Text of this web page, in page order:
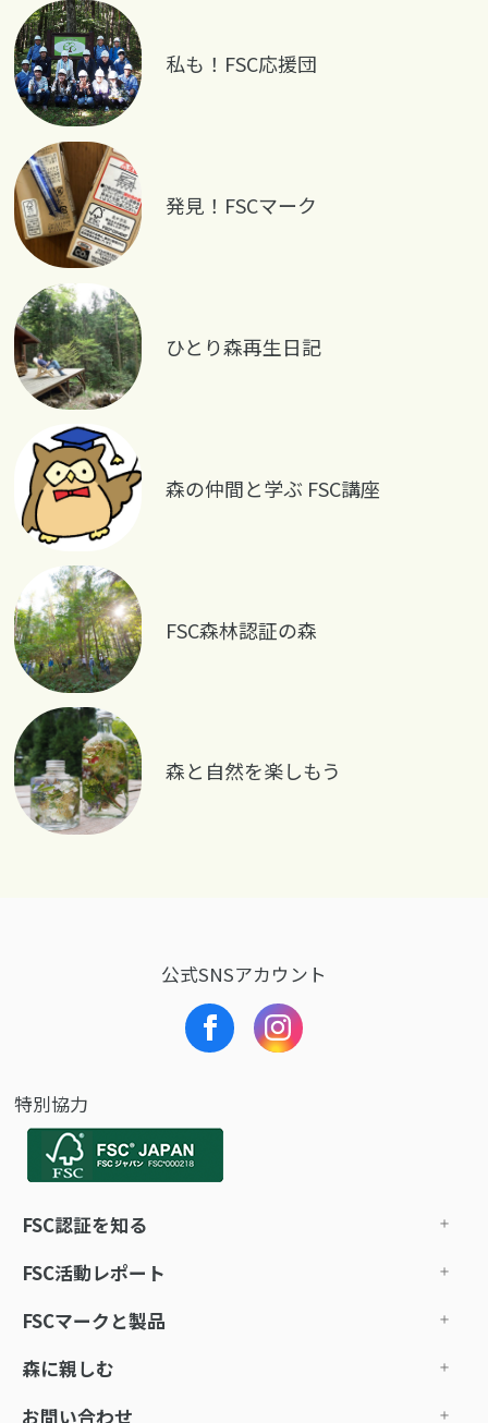
私も！FSC応援団
発見！FSCマーク
ひとり森再生日記
森の仲間と学ぶ FSC講座
FSC森林認証の森
森と自然を楽しもう
公式SNSアカウント
特別協力
FSC認証を知る
FSC活動レポート
FSCマークと製品
森に親しむ
お問い合わせ